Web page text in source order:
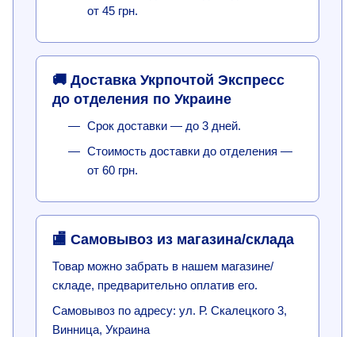
от 45 грн.
🚚 Доставка Укрпочтой Экспресс
до отделения по Украине
Срок доставки — до 3 дней.
Стоимость доставки до отделения —
от 60 грн.
🏬 Самовывоз из магазина/склада
Товар можно забрать в нашем магазине/
складе, предварительно оплатив его.
Самовывоз по адресу: ул. Р. Скалецкого 3,
Винница, Украина